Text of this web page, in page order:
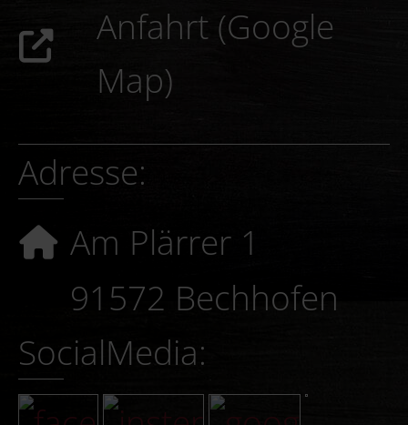
Anfahrt (Google
Map)
Adresse:
Am Plärrer 1
91572 Bechhofen
SocialMedia: